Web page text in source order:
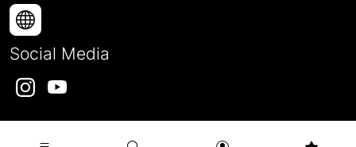
Social Media
InstagramYouTube